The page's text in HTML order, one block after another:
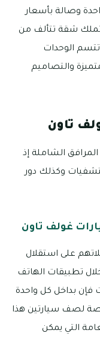
وصالة بأسعار
تملك شقة تتألف من
درهم، وتتسم الوحدات
والتصاميم
تاون
الشاملة إذ
وكذلك دور
غولف تاون
على استقلال
تطبيقات الهاتف
فإن بداخل كل واحدة
لصف سيارتين هذا
التي يمكن